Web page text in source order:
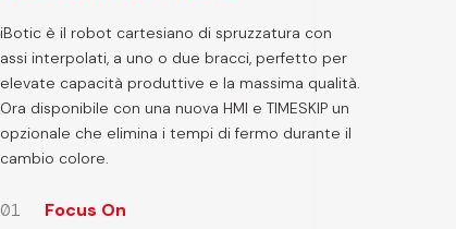
iBotic è il robot cartesiano di spruzzatura con
assi interpolati, a uno o due bracci, perfetto per
elevate capacità produttive e la massima qualità.
Ora disponibile con una nuova HMI e TIMESKIP un
opzionale che elimina i tempi di fermo durante il
cambio colore.
01 Focus On